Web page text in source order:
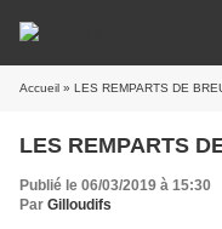
Accueil » LES REMPARTS DE
LES REMPARTS
Publié le 06/03/2019 à 15:30
Par Gilloudifs